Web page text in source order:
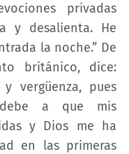
privadas
y desalienta. He
la noche.” De
británico, dice:
vergüenza, pues
a que mis
y Dios me ha
en las primeras